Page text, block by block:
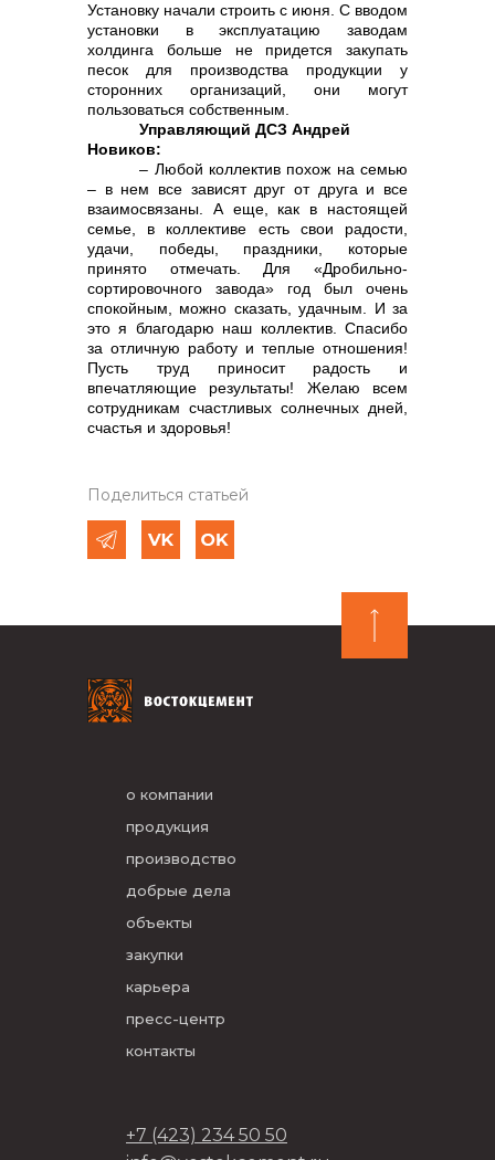
Установку начали строить с июня. С вводом
установки в эксплуатацию заводам
холдинга больше не придется закупать
песок для производства продукции у
сторонних организаций, они могут
пользоваться собственным.
Управляющий ДСЗ Андрей
Новиков:
– Любой коллектив похож на семью
– в нем все зависят друг от друга и все
взаимосвязаны. А еще, как в настоящей
семье, в коллективе есть свои радости,
удачи, победы, праздники, которые
принято отмечать. Для «Дробильно-
сортировочного завода» год был очень
спокойным, можно сказать, удачным. И за
это я благодарю наш коллектив. Спасибо
за отличную работу и теплые отношения!
Пусть труд приносит радость и
впечатляющие результаты! Желаю всем
сотрудникам счастливых солнечных дней,
счастья и здоровья!
Поделиться статьей
о компании
продукция
производство
добрые дела
объекты
закупки
карьера
пресс-центр
контакты
+7 (423) 234 50 50